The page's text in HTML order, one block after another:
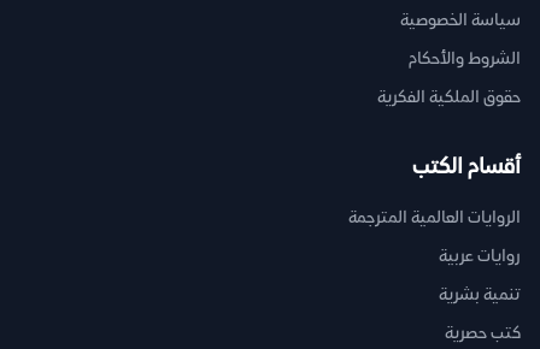
سياسة الخصوصية
الشروط والأحكام
حقوق الملكية الفكرية
أقسام الكتب
الروايات العالمية المترجمة
روايات عربية
تنمية بشرية
كتب حصرية